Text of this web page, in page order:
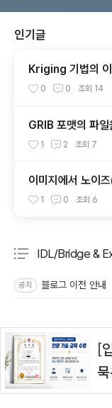
인기글
Kriging 기법의
0 0 조회 14
GRIB 포맷의 파
1 2 조회 7
이미지에서 노이
1 0 조회 6
IDL/Bridge &
공지 블로그 이전 안내